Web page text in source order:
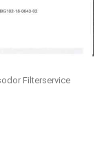
Filterservice